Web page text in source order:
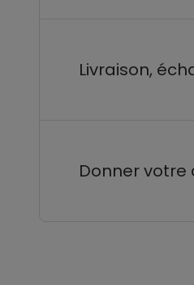
Livraison,
Donner votre